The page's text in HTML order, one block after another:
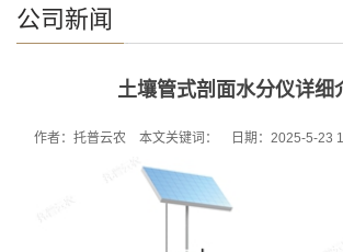
公司新闻
土壤管式剖面水分仪详细
作者：托普云农 本文关键词： 日期：2025-5-23